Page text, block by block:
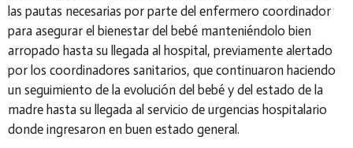
las pautas necesarias por parte del enfermero coordinador
para asegurar el bienestar del bebé manteniéndolo bien
arropado hasta su llegada al hospital, previamente alertado
por los coordinadores sanitarios, que continuaron haciendo
un seguimiento de la evolución del bebé y del estado de la
madre hasta su llegada al servicio de urgencias hospitalario
donde ingresaron en buen estado general.